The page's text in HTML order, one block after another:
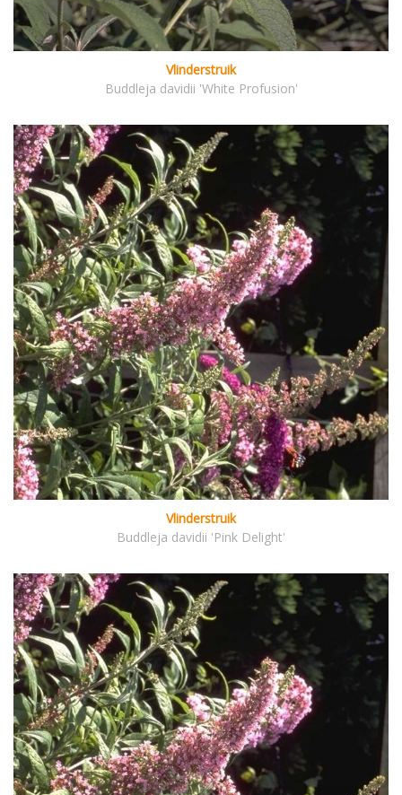
Vlinderstruik
Buddleja davidii 'White Profusion'
Vlinderstruik
Buddleja davidii 'Pink Delight'